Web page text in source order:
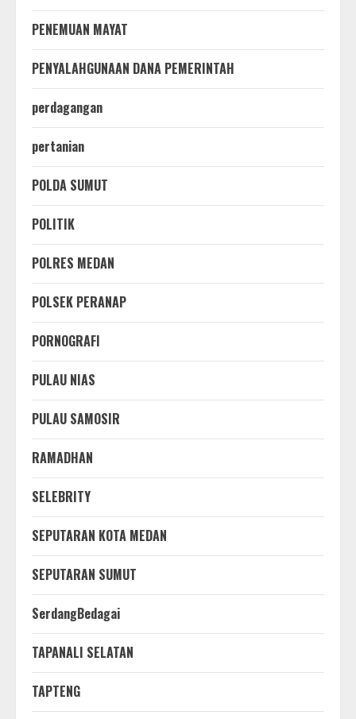
PENEMUAN MAYAT
PENYALAHGUNAAN DANA PEMERINTAH
perdagangan
pertanian
POLDA SUMUT
POLITIK
POLRES MEDAN
POLSEK PERANAP
PORNOGRAFI
PULAU NIAS
PULAU SAMOSIR
RAMADHAN
SELEBRITY
SEPUTARAN KOTA MEDAN
SEPUTARAN SUMUT
SerdangBedagai
TAPANALI SELATAN
TAPTENG